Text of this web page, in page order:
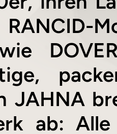
JAHNA
ab: